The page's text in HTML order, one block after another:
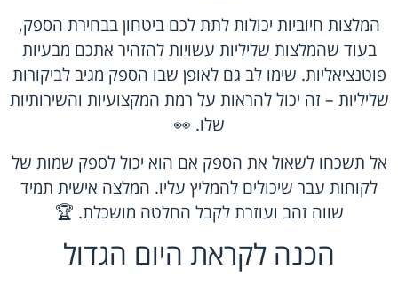
המלצות חיוביות יכולות לתת לכם ביטחון בבחירת הספק,
בעוד שהמלצות שליליות עשויות להזהיר אתכם מבעיות
פוטנציאליות. שימו לב גם לאופן שבו הספק מגיב לביקורות
שליליות – זה יכול להראות על רמת המקצועיות והשירותיות
שלו. 👀
אל תשכחו לשאול את הספק אם הוא יכול לספק שמות של
לקוחות עבר שיכולים להמליץ עליו. המלצה אישית תמיד
שווה זהב ועוזרת לקבל החלטה מושכלת. 🏆
הכנה לקראת היום הגדול